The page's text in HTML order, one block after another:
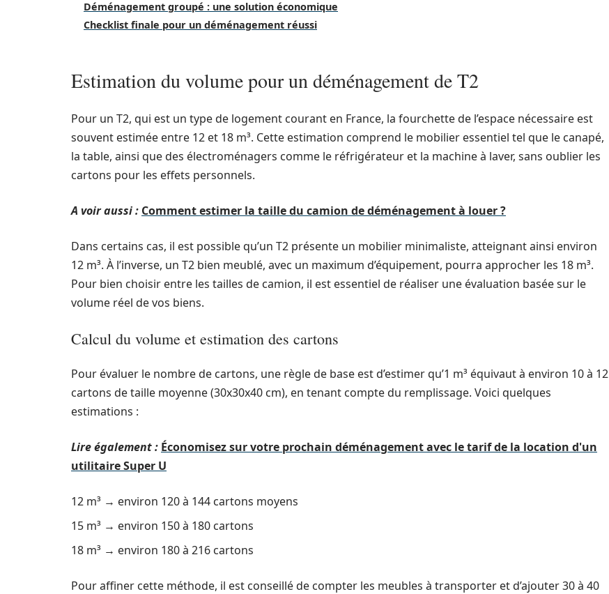
Déménagement groupé : une solution économique
Checklist finale pour un déménagement réussi
Estimation du volume pour un déménagement de T2
Pour un T2, qui est un type de logement courant en France, la fourchette de l’espace nécessaire est
souvent estimée entre 12 et 18 m³. Cette estimation comprend le mobilier essentiel tel que le canapé,
la table, ainsi que des électroménagers comme le réfrigérateur et la machine à laver, sans oublier les
cartons pour les effets personnels.
A voir aussi : Comment estimer la taille du camion de déménagement à louer ?
Dans certains cas, il est possible qu’un T2 présente un mobilier minimaliste, atteignant ainsi environ
12 m³. À l’inverse, un T2 bien meublé, avec un maximum d’équipement, pourra approcher les 18 m³.
Pour bien choisir entre les tailles de camion, il est essentiel de réaliser une évaluation basée sur le
volume réel de vos biens.
Calcul du volume et estimation des cartons
Pour évaluer le nombre de cartons, une règle de base est d’estimer qu’1 m³ équivaut à environ 10 à 12
cartons de taille moyenne (30x30x40 cm), en tenant compte du remplissage. Voici quelques
estimations :
Lire également : Économisez sur votre prochain déménagement avec le tarif de la location d'un
utilitaire Super U
12 m³ → environ 120 à 144 cartons moyens
15 m³ → environ 150 à 180 cartons
18 m³ → environ 180 à 216 cartons
Pour affiner cette méthode, il est conseillé de compter les meubles à transporter et d’ajouter 30 à 40